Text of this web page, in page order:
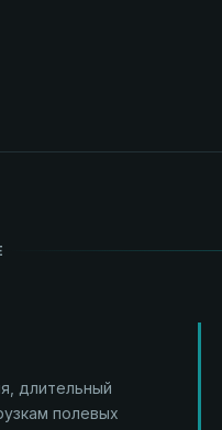
длительный
полевых